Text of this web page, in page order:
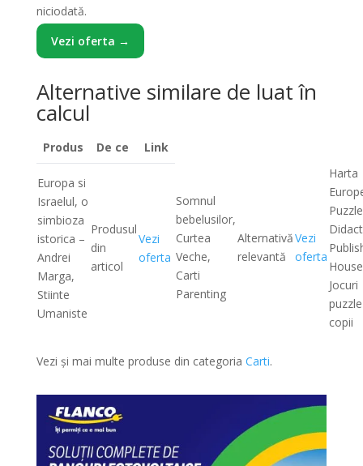
niciodată.
Vezi oferta →
Alternative similare de luat în
calcul
Produs De ce Link
Europa si
Israelul, o
simbioza
istorica –
Andrei
Marga,
Stiinte
Umaniste
Produsul
din
articol
Vezi
oferta
Somnul
bebelusilor,
Curtea
Veche,
Carti
Parenting
Alternativă
relevantă
Vezi
oferta
Harta
Jocuri
puzzle
copii
Vezi și mai multe produse din categoria Carti.